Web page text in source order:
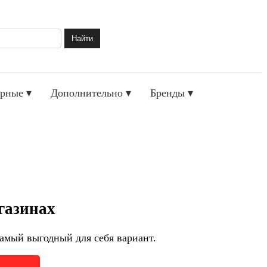
Найти
▾ Дополнительно ▾ Бренды ▾
выгодный для себя вариант.